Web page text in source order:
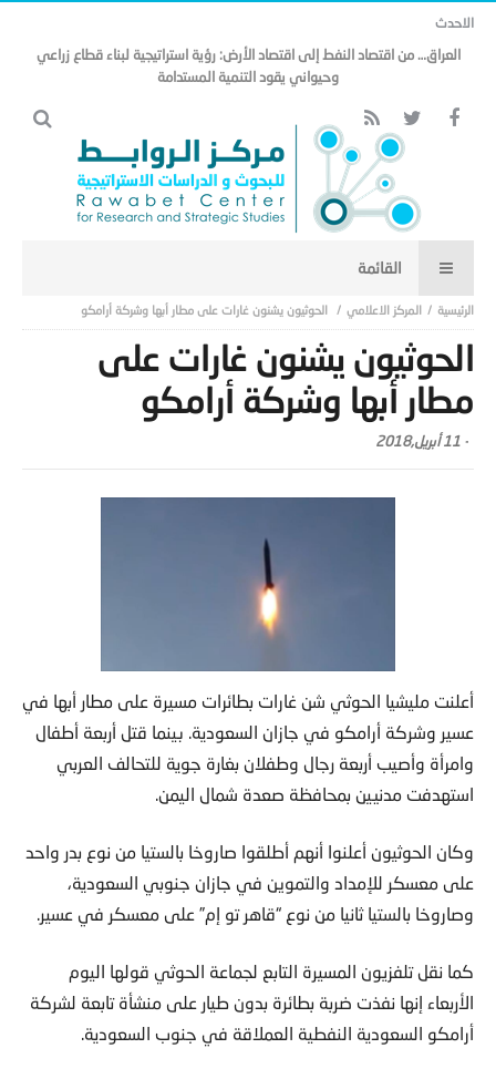
الاحدث
العراق… من اقتصاد النفط إلى اقتصاد الأرض: رؤية استراتيجية لبناء قطاع زراعي
وحيواني يقود التنمية المستدامة
المركز الاعلامي الحوثيون يشنون غارات على مطار أبها وشركة أرامكو
الحوثيون يشنون غارات على
مطار أبها وشركة أرامكو
- 11 أبريل,2018
أعلنت مليشيا الحوثي شن غارات بطائرات مسيرة على مطار أبها في
عسير وشركة أرامكو في جازان السعودية. بينما قتل أربعة أطفال
وامرأة وأصيب أربعة رجال وطفلان بغارة جوية للتحالف العربي
استهدفت مدنيين بمحافظة صعدة شمال اليمن.
وكان الحوثيون أعلنوا أنهم أطلقوا صاروخا بالستيا من نوع بدر واحد
على معسكر للإمداد والتموين في جازان جنوبي السعودية،
وصاروخا بالستيا ثانيا من نوع “قاهر تو إم” على معسكر في عسير.
كما نقل تلفزيون المسيرة التابع لجماعة الحوثي قولها اليوم
الأربعاء إنها نفذت ضربة بطائرة بدون طيار على منشأة تابعة لشركة
أرامكو السعودية النفطية العملاقة في جنوب السعودية.